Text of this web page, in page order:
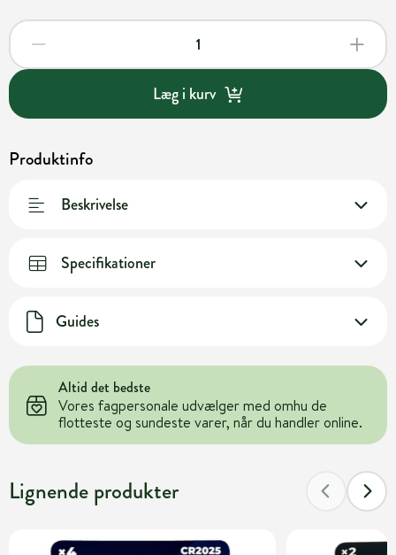
Læg i kurv
Produktinfo
Beskrivelse
Specifikationer
Guides
Altid det bedste
Vores fagpersonale udvælger med omhu de
flotteste og sundeste varer, når du handler online.
Lignende produkter